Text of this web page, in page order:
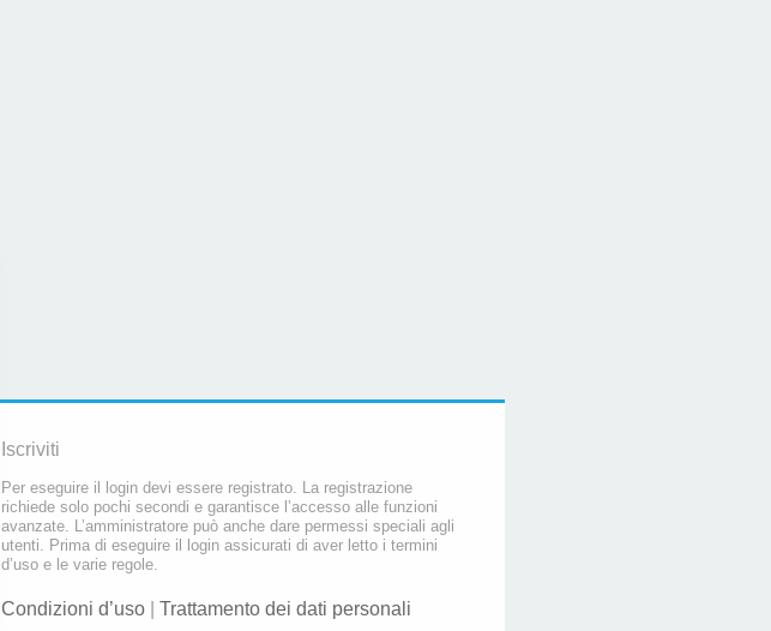
Iscriviti
Per eseguire il login devi essere registrato. La registrazione
richiede solo pochi secondi e garantisce l’accesso alle funzioni
avanzate. L’amministratore può anche dare permessi speciali agli
utenti. Prima di eseguire il login assicurati di aver letto i termini
d’uso e le varie regole.
Condizioni d’uso Trattamento dei dati personali